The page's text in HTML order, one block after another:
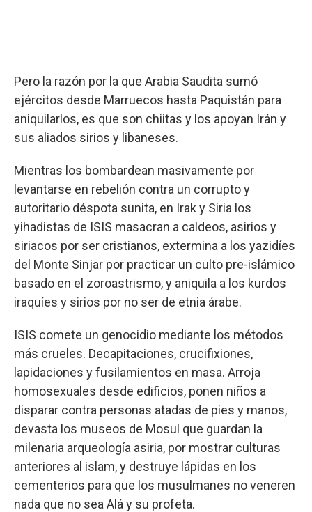
Pero la razón por la que Arabia Saudita sumó
ejércitos desde Marruecos hasta Paquistán para
aniquilarlos, es que son chiitas y los apoyan Irán y
sus aliados sirios y libaneses.
Mientras los bombardean masivamente por
levantarse en rebelión contra un corrupto y
autoritario déspota sunita, en Irak y Siria los
yihadistas de ISIS masacran a caldeos, asirios y
siriacos por ser cristianos, extermina a los yazidíes
del Monte Sinjar por practicar un culto pre-islámico
basado en el zoroastrismo, y aniquila a los kurdos
iraquíes y sirios por no ser de etnia árabe.
ISIS comete un genocidio mediante los métodos
más crueles. Decapitaciones, crucifixiones,
lapidaciones y fusilamientos en masa. Arroja
homosexuales desde edificios, ponen niños a
disparar contra personas atadas de pies y manos,
devasta los museos de Mosul que guardan la
milenaria arqueología asiria, por mostrar culturas
anteriores al islam, y destruye lápidas en los
cementerios para que los musulmanes no veneren
nada que no sea Alá y su profeta.